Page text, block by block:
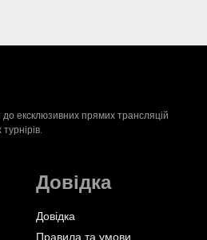
ексклюзивних прямих трансляцій
Довідка
Довідка
Правила та умови